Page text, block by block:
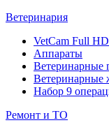
Ветеринария
VetCam Full
Аппараты
Ветеринарные
Ветеринарные
Набор 9
Ремонт и ТО